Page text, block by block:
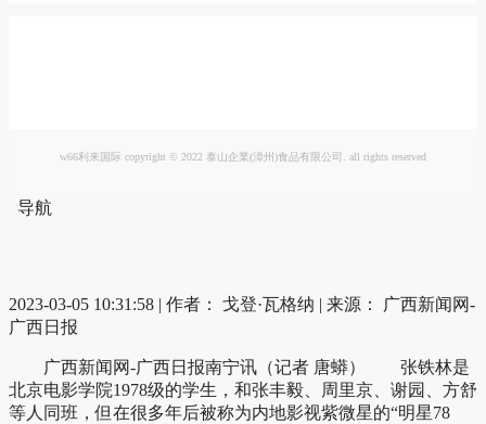
w66利来国际 copyright © 2022 泰山企業(漳州)食品有限公司. all rights reserved
导航
2023-03-05 10:31:58 | 作者： 戈登·瓦格纳 | 来源： 广西新闻网-
广西日报
广西新闻网-广西日报南宁讯（记者 唐蟒） 张铁林是
北京电影学院1978级的学生，和张丰毅、周里京、谢园、方舒
等人同班，但在很多年后被称为内地影视紫微星的“明星78